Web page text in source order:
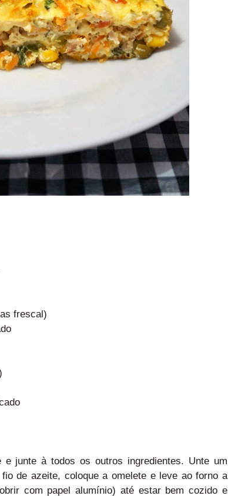
frescal)
junte à todos os outros ingredientes. Unte um
de azeite, coloque a omelete e leve ao forno a
com papel alumínio) até estar bem cozido e